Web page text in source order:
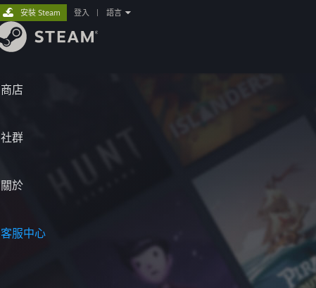
商店
社群
關於
客服中心
安裝 Steam 登入 語言